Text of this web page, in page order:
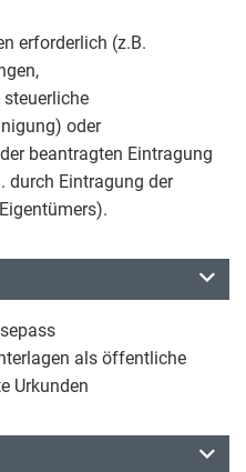
erforderlich (z.B.
oder
beantragten Eintragung
durch Eintragung der
als öffentliche
Urkunden